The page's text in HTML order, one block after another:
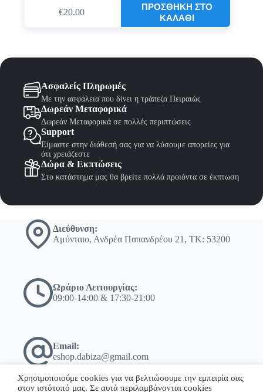
€20.00
ΠΡΟΣΘΉΚΗ ΣΤΟ
ΚΑΛΆΘΙ
Ασφαλείς Πληρωμές
Με την ασφάλεια που δίνει η τράπεζα Πειραιώς
Δωρεάν Μεταφορικά
Δωρεάν Μεταφορικά σε πολλές περιπτώσεις
Support
Είμαστε στην διάθεσή σας για να λύσουμε απορείες για
ότι χρειάζεστε
Δώρα & Εκπτώσεις
Στο κατάστημα μας θα βρείτε πολλά προιόντα σε έκπτωση
Διεύθυνση:
Αμύνταιο, Ανδρέα Παπανδρέου 21, ΤΚ: 53200
Ωράριο Λειτουργίας:
09:00-14:00 & 17:30-21:00
Email:
eshop.dabiza@gmail.com
Χρησιμοποιούμε cookies για να βελτιώσουμε την εμπειρία σας
στον ιστότοπό μας. Σε αυτά περιλαμβάνονται cookies